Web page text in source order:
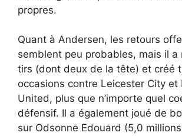
propres.
Quant à Andersen, les retours
semblent peu probables, mais il a
tirs (dont deux de la tête) et créé
occasions contre Leicester City et
United, plus que n’importe quel
défensif. Il a également joué de
sur Odsonne Edouard (5,0